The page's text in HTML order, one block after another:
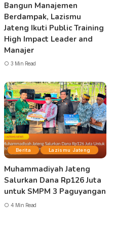
Bangun Manajemen
Berdampak, Lazismu
Jateng Ikuti Public Training
High Impact Leader and
Manajer
3 Min Read
Berita Lazismu Jateng
Muhammadiyah Jateng
Salurkan Dana Rp126 Juta
untuk SMPM 3 Paguyangan
4 Min Read